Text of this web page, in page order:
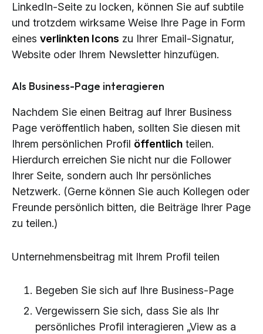
LinkedIn-Seite zu locken, können Sie auf subtile
und trotzdem wirksame Weise Ihre Page in Form
eines verlinkten Icons zu Ihrer Email-Signatur,
Website oder Ihrem Newsletter hinzufügen.
Als Business-Page interagieren
Nachdem Sie einen Beitrag auf Ihrer Business
Page veröffentlich haben, sollten Sie diesen mit
Ihrem persönlichen Profil öffentlich teilen.
Hierdurch erreichen Sie nicht nur die Follower
Ihrer Seite, sondern auch Ihr persönliches
Netzwerk. (Gerne können Sie auch Kollegen oder
Freunde persönlich bitten, die Beiträge Ihrer Page
zu teilen.)
Unternehmensbeitrag mit Ihrem Profil teilen
Begeben Sie sich auf Ihre Business-Page
Vergewissern Sie sich, dass Sie als Ihr
persönliches Profil interagieren „View as a